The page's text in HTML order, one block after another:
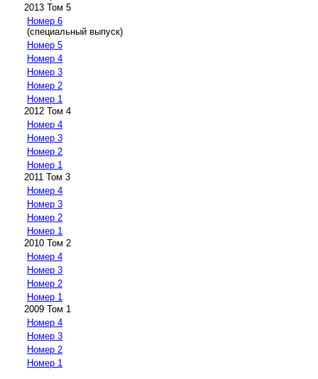
2013 Том 5
Номер 6
(специальный выпуск)
Номер 5
Номер 4
Номер 3
Номер 2
Номер 1
2012 Том 4
Номер 4
Номер 3
Номер 2
Номер 1
2011 Том 3
Номер 4
Номер 3
Номер 2
Номер 1
2010 Том 2
Номер 4
Номер 3
Номер 2
Номер 1
2009 Том 1
Номер 4
Номер 3
Номер 2
Номер 1